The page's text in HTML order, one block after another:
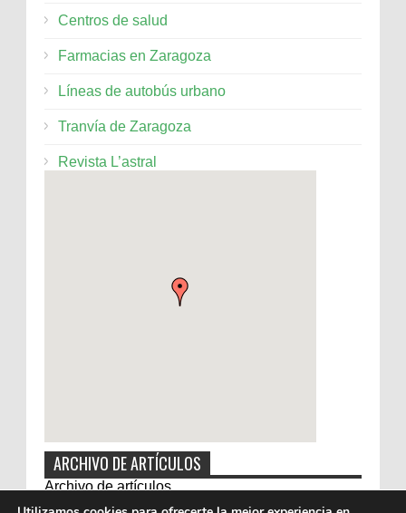
Centros de salud
Farmacias en Zaragoza
Líneas de autobús urbano
Tranvía de Zaragoza
Revista L’astral
ARCHIVO DE ARTÍCULOS
Archivo de artículos